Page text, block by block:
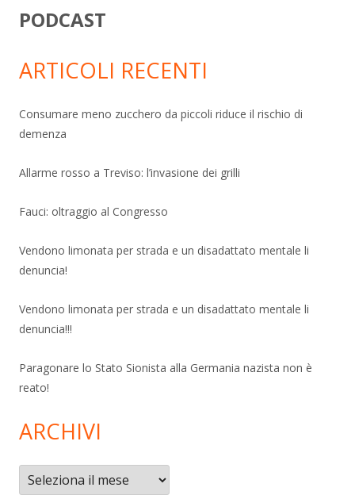
PODCAST
ARTICOLI RECENTI
Consumare meno zucchero da piccoli riduce il rischio di
demenza
Allarme rosso a Treviso: l’invasione dei grilli
Fauci: oltraggio al Congresso
Vendono limonata per strada e un disadattato mentale li
denuncia!
Vendono limonata per strada e un disadattato mentale li
denuncia!!!
Paragonare lo Stato Sionista alla Germania nazista non è
reato!
ARCHIVI
Archivi